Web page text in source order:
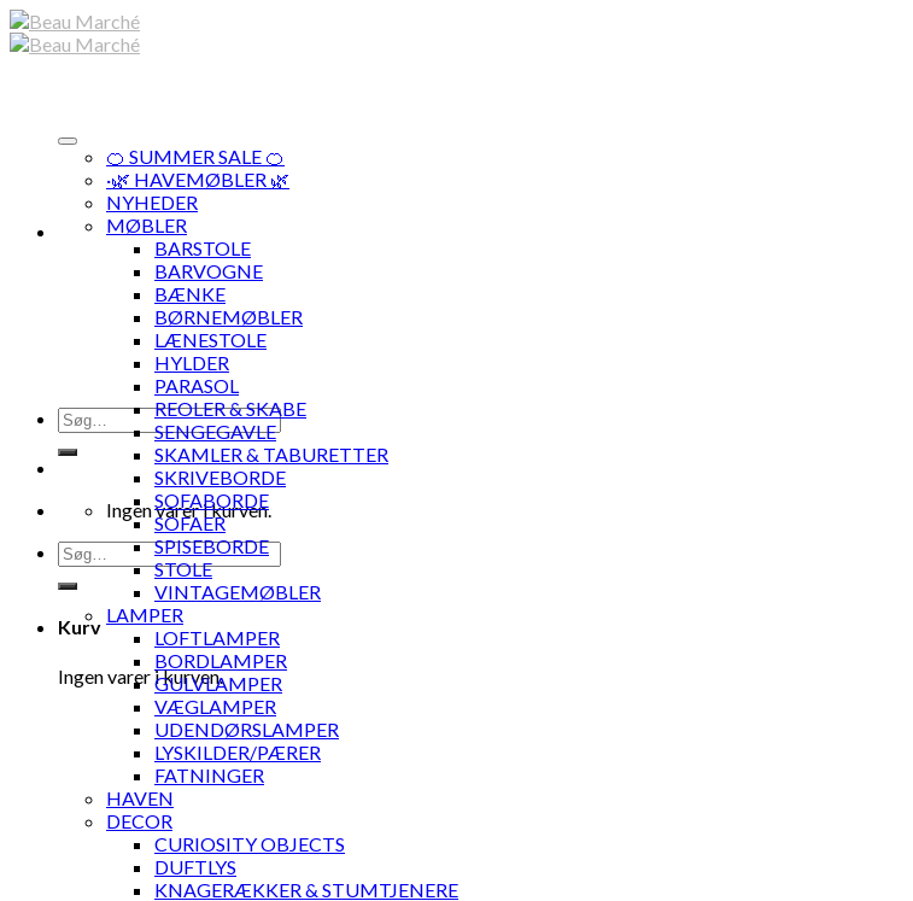
Skip
to
Søg
efter:
Ingen varer i kurven.
Søg
efter:
Kurv
Ingen varer i kurven.
🍊 SUMMER SALE 🍊
·🌿 HAVEMØBLER 🌿
NYHEDER
MØBLER
BARSTOLE
BARVOGNE
BÆNKE
BØRNEMØBLER
LÆNESTOLE
HYLDER
PARASOL
REOLER & SKABE
SENGEGAVLE
SKAMLER & TABURETTER
SKRIVEBORDE
SOFABORDE
SOFAER
SPISEBORDE
STOLE
VINTAGEMØBLER
LAMPER
LOFTLAMPER
BORDLAMPER
GULVLAMPER
VÆGLAMPER
UDENDØRSLAMPER
LYSKILDER/PÆRER
FATNINGER
HAVEN
DECOR
CURIOSITY OBJECTS
DUFTLYS
KNAGERÆKKER & STUMTJENERE